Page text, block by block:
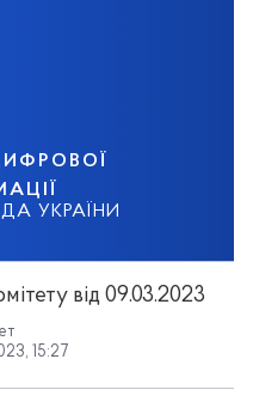
УКРАЇНИ
від 09.03.2023
15:27